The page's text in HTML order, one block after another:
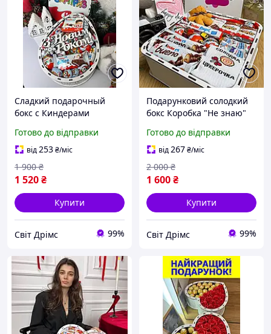
Сладкий подарочный
бокс с Киндерами
Праздничный набор
Готово до відправки
від253₴/міс
1 520₴
1 900 ₴
Купити
Світ Дрімс 99%
Подарунковий солодкий
бокс Коробка "Не знаю"
Готово до відправки
від267₴/міс
1 600₴
2 000 ₴
Купити
Світ Дрімс 99%